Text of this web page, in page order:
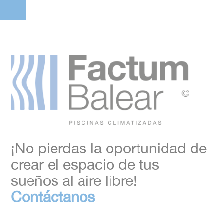
¡No pierdas la oportunidad de
crear el espacio de tus
sueños al aire libre!
Contáctanos